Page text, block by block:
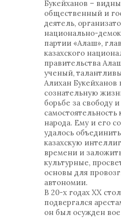
Букейханов –
общественный и
деятель,
национально-
партии «Алаш»,
казахского
правительства
ученый,
Алихан Букейханов
сознательную
борьбе за свободу
самостоятельность
народа. Ему и его
удалось
казахскую
времени и
культурные,
основы для
автономии.
В 20-х годах ХХ
подвергался
он был осужден